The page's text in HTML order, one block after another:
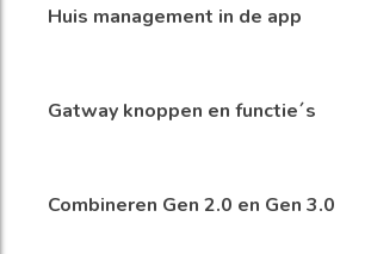
Huis management in de app
Gatway knoppen en functie´s
Combineren Gen 2.0 en Gen 3.0